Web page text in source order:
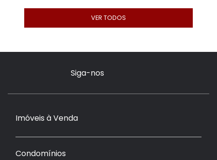
VER TODOS
Siga-nos
Imóveis à Venda
Condomínios